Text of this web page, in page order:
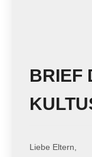
BRIEF
Liebe Eltern,